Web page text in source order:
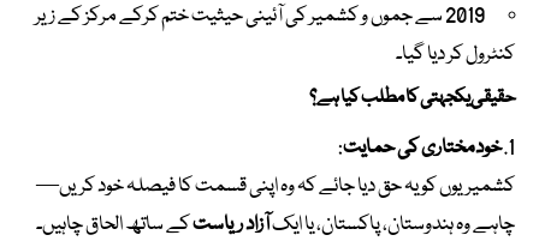
2019 سے جموں و کشمیر کی آئینی حیثیت ختم کرکے مرکز کے زیر
کنٹرول کر دیا گیا۔
حقیقی یکجہتی کا مطلب کیا ہے؟
خودمختاری کی حمایت:
کشمیریوں کو یہ حق دیا جائے کہ وہ اپنی قسمت کا فیصلہ خود کریں—
چاہے وہ ہندوستان، پاکستان، یا ایکآزاد ریاستکے ساتھ الحاق چاہیں۔